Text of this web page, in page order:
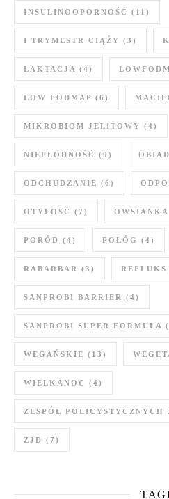
INSULINOOPORNOŚĆ (11)
I TRYMESTR CIĄŻY (3)
LAKTACJA (4)
LOW FODMAP (6)
MIKROBIOM JELITOWY (4)
NIEPŁODNOŚĆ (9) OBIAD
ODCHUDZANIE (6)
OTYŁOŚĆ (7) OWSIANKA
PORÓD (4) POŁÓG (4)
RABARBAR (3) REFLUKS
SANPROBI BARRIER (4)
SANPROBI SUPER FORMUŁA
WEGAŃSKIE (13)
WIELKANOC (4)
ZESPÓŁ POLICYSTYCZNYCH
ZJD (7)